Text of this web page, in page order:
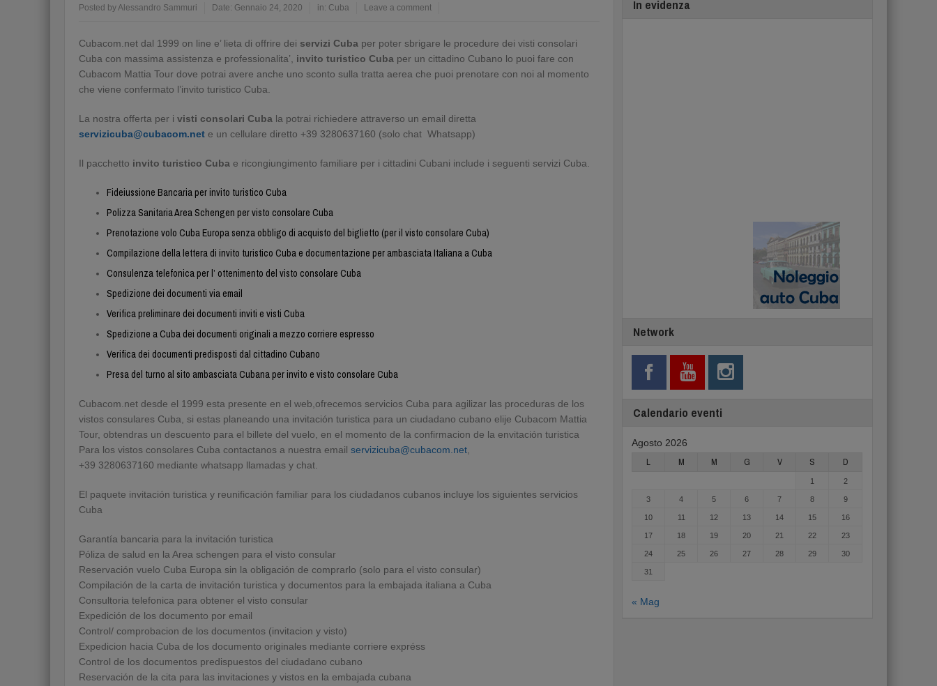
Posted byAlessandro Sammuri Date: Gennaio 24, 2020 in: Cuba Leave a comment
Cubacom.net dal 1999 on line e’ lieta di offrire dei servizi Cuba per poter sbrigare le procedure dei visti consolari
Cuba con massima assistenza e professionalita’, invito turistico Cuba per un cittadino Cubano lo puoi fare con
Cubacom Mattia Tour dove potrai avere anche uno sconto sulla tratta aerea che puoi prenotare con noi al momento
che viene confermato l’invito turistico Cuba.
La nostra offerta per i visti consolari Cuba la potrai richiedere attraverso un email diretta
servizicuba@cubacom.net e un cellulare diretto +39 3280637160 (solo chat Whatsapp)
Il pacchetto invito turistico Cuba e ricongiungimento familiare per i cittadini Cubani include i seguenti servizi Cuba.
Fideiussione Bancaria per invito turistico Cuba
Polizza Sanitaria Area Schengen per visto consolare Cuba
Prenotazione volo Cuba Europa senza obbligo di acquisto del biglietto (per il visto consolare Cuba)
Compilazione della lettera di invito turistico Cuba e documentazione per ambasciata Italiana a Cuba
Consulenza telefonica per l’ ottenimento del visto consolare Cuba
Spedizione dei documenti via email
Verifica preliminare dei documenti inviti e visti Cuba
Spedizione a Cuba dei documenti originali a mezzo corriere espresso
Verifica dei documenti predisposti dal cittadino Cubano
Presa del turno al sito ambasciata Cubana per invito e visto consolare Cuba
Cubacom.net desde el 1999 esta presente en el web,ofrecemos servicios Cuba para agilizar las proceduras de los
vistos consulares Cuba, si estas planeando una invitación turistica para un ciudadano cubano elije Cubacom Mattia
Tour, obtendras un descuento para el billete del vuelo, en el momento de la confirmacion de la envitación turistica
Para los vistos consolares Cuba contactanos a nuestra email servizicuba@cubacom.net
+39 3280637160 mediante whatsapp llamadas y chat.
El paquete invitación turistica y reunificación familiar para los ciudadanos cubanos incluye los siguientes servicios
Cuba
Garantía bancaria para la invitación turistica
Póliza de salud en la Area schengen para el visto consular
Reservación vuelo Cuba Europa sin la obligación de comprarlo (solo para el visto consular)
Compilación de la carta de invitación turistica y documentos para la embajada italiana a Cuba
Consultoria telefonica para obtener el visto consular
Expedición de los documento por email
Control/ comprobacion de los documentos (invitacion y visto)
Expedicion hacia Cuba de los documento originales mediante corriere expréss
Control de los documentos predispuestos del ciudadano cubano
Reservación de la cita para las invitaciones y vistos en la embajada cubana
In evidenza
Network
Calendario eventi
Agosto 2026
L M M G V S D
1 2
3 4 5 6 7 8 9
10 11 12 13 14 15 16
17 18 19 20 21 22 23
24 25 26 27 28 29 30
31
« Mag